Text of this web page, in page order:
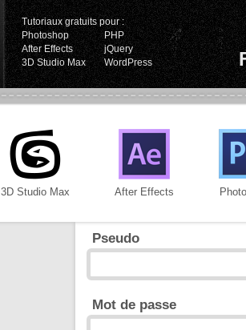
Tutoriaux gratuits pour :
Photoshop
PHP
After Effects
jQuery
3D Studio Max
WordPress
3D Studio Max After Effects
Pseudo
Mot de passe